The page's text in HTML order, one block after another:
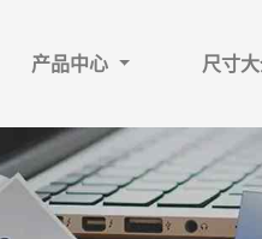
产品中心 尺寸